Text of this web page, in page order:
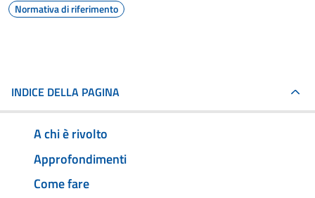
Normativa di riferimento
INDICE DELLA PAGINA
A chi è rivolto
Approfondimenti
Come fare